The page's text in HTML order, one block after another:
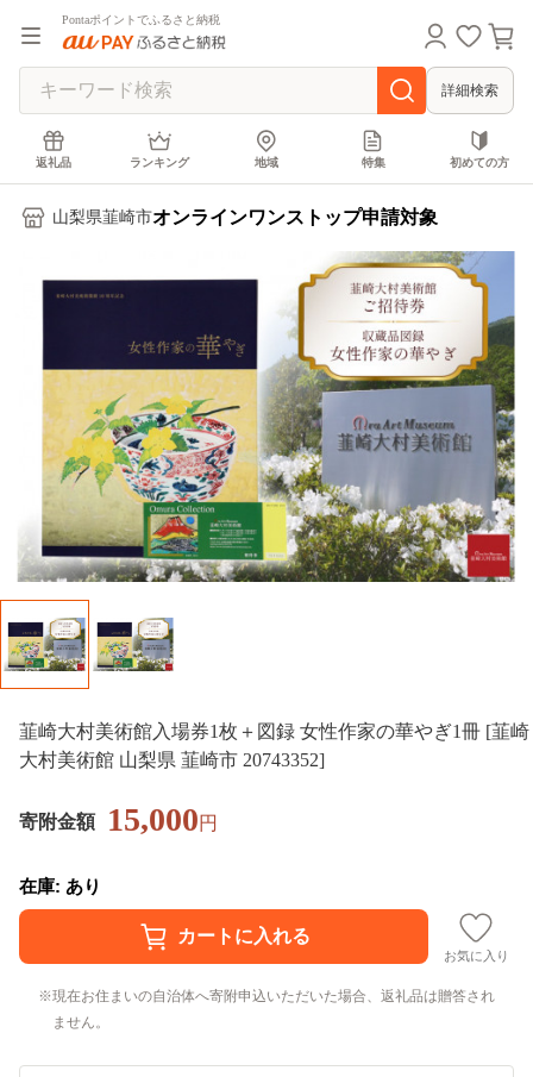
Pontaポイントでふるさと納税
詳細検索
返礼品 ランキング 地域 特集 初めての方
山梨県韮崎市オンラインワンストップ申請対象
韮崎大村美術館入場券1枚＋図録 女性作家の華やぎ1冊 [韮崎
大村美術館 山梨県 韮崎市 20743352]
寄附金額 15,000円
在庫: あり
お気に入り
現在お住まいの自治体へ寄附申込いただいた場合、返礼品は贈答され
ません。